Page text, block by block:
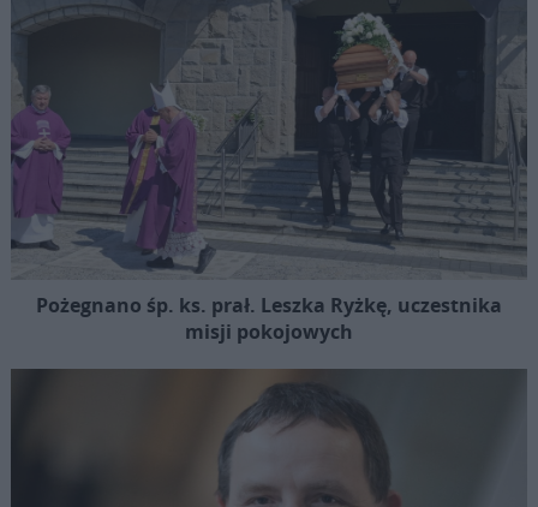
Pożegnano śp. ks. prał. Leszka Ryżkę, uczestnika
misji pokojowych